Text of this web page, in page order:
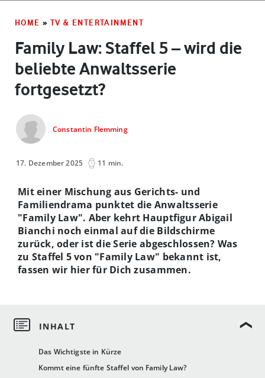
HOME » TV & ENTERTAINMENT
Family Law: Staffel 5 – wird die
beliebte Anwaltsserie
fortgesetzt?
Constantin Flemming
17. Dezember 2025 11 min.
Das Wichtigste in Kürze
Kommt eine fünfte Staffel von Family Law?
Mit einer Mischung aus Gerichts- und
Familiendrama punktet die Anwaltsserie
"Family Law". Aber kehrt Hauptfigur Abigail
Bianchi noch einmal auf die Bildschirme
zurück, oder ist die Serie abgeschlossen? Was
zu Staffel 5 von "Family Law" bekannt ist,
fassen wir hier für Dich zusammen.